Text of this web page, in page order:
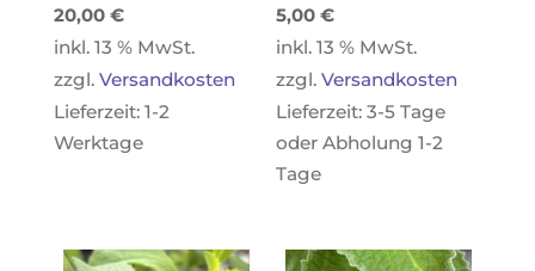
20,00 €
inkl. 13 % MwSt.
zzgl. Versandkosten
Lieferzeit: 1-2
Werktage
5,00€
inkl. 13 % MwSt.
zzgl.Versandkosten
Lieferzeit:3-5 Tage
oder Abholung 1-2
Tage